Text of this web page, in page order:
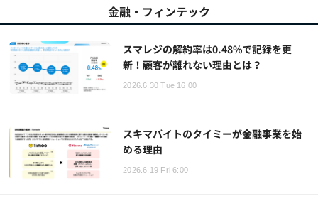
金融・フィンテック
スマレジの解約率は0.48%で記録を更
新！顧客が離れない理由とは？
2026.6.30 Tue 16:00
スキマバイトのタイミーが金融事業を始
める理由
2026.6.19 Fri 6:00